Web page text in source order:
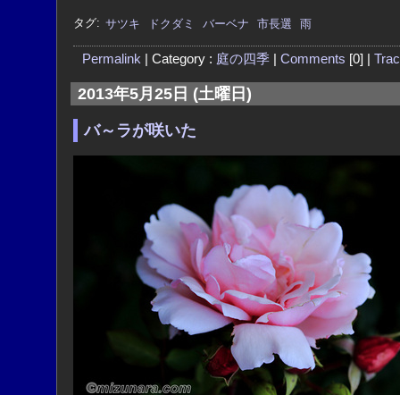
タグ: サツキ ドクダミ バーベナ 市長選 雨
Permalink | Category : 庭の四季| Comments [0] |
2013年5月25日 (土曜日)
バ～ラが咲いた